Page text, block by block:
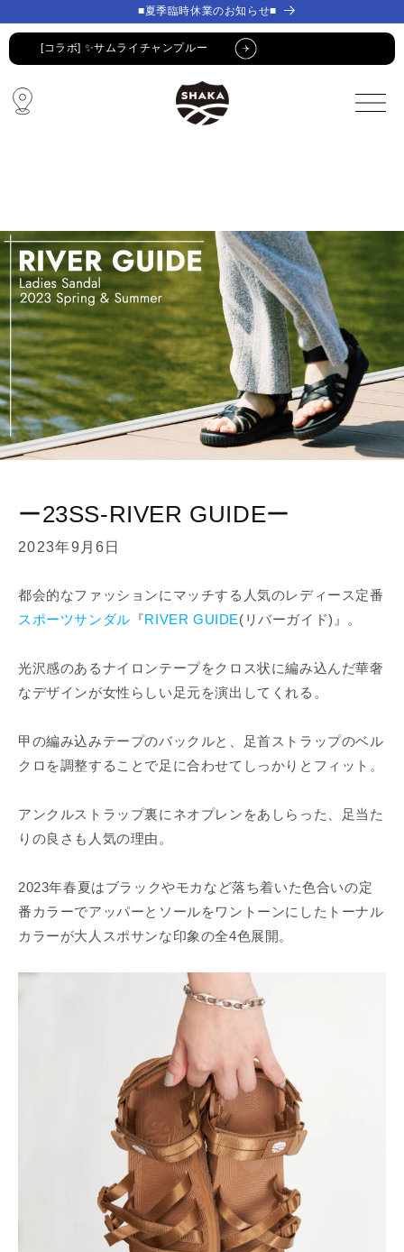
ンツに
進む
ンツに
進む
■夏季臨時休業のお知らせ■
[コラボ] ✨サムライチャンプルー
🔥 SUMMER SALE 🔥
🩴 POP-UP STORE🩴
コラボ・限定アイテム
公式LINE新規登録でクーポンGET
ー23SS-RIVER GUIDEー
2023年9月6日
都会的なファッションにマッチする人気のレディース定番
スポーツサンダル 『RIVER GUIDE(リバーガイド)』。
光沢感のあるナイロンテープをクロス状に編み込んだ華奢
なデザインが女性らしい足元を演出してくれる。
甲の編み込みテープのバックルと、足首ストラップのベル
クロを調整することで足に合わせてしっかりとフィット。
アンクルストラップ裏にネオプレンをあしらった、足当た
りの良さも人気の理由。
2023年春夏はブラックやモカなど落ち着いた色合いの定
番カラーでアッパーとソールをワントーンにしたトーナル
カラーが大人スポサンな印象の全4色展開。